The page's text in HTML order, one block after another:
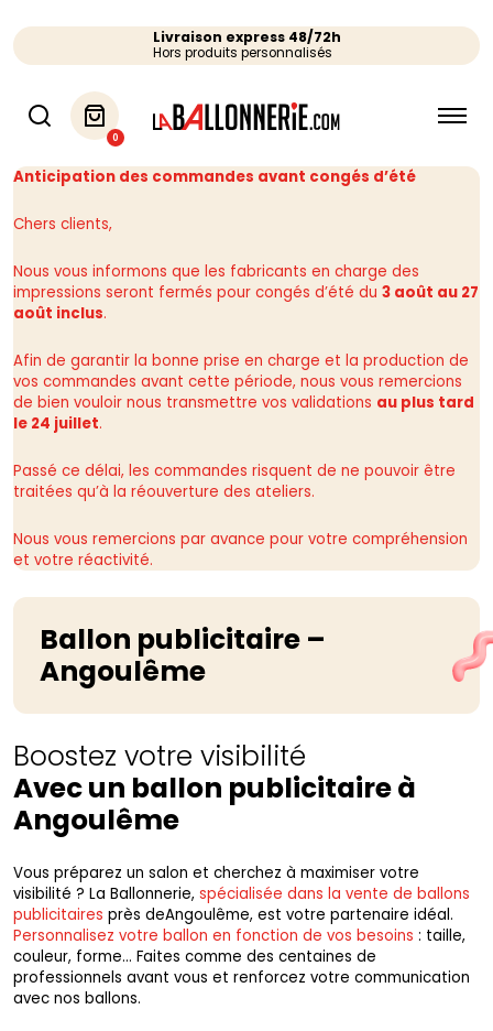
Livraison express 48/72h
Hors produits personnalisés
0
Anticipation des commandes avant congés d’été
Chers clients,
Nous vous informons que les fabricants en charge des
impressions seront fermés pour congés d’été du 3 août au 27
août inclus.
Afin de garantir la bonne prise en charge et la production de
vos commandes avant cette période, nous vous remercions
de bien vouloir nous transmettre vos validations au plus tard
le 24 juillet.
Passé ce délai, les commandes risquent de ne pouvoir être
traitées qu’à la réouverture des ateliers.
Nous vous remercions par avance pour votre compréhension
et votre réactivité.
Ballon publicitaire –
Angoulême
Boostez votre visibilité
Avec un ballon publicitaire à
Angoulême
Vous préparez un salon et cherchez à maximiser votre
visibilité ? La Ballonnerie, spécialisée dans la vente de ballons
publicitaires près deAngoulême, est votre partenaire idéal.
Personnalisez votre ballon en fonction de vos besoins : taille,
couleur, forme… Faites comme des centaines de
professionnels avant vous et renforcez votre communication
avec nos ballons.